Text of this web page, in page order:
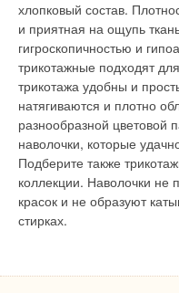
хлопковый состав.
и приятная на ощупь
гигроскопичностью и
трикотажные подходят
трикотажа удобны и
натягиваются и плотно
разнообразной цветовой
наволочки, которые
Подберите также
коллекции. Наволочки
красок и не образуют
стирках.